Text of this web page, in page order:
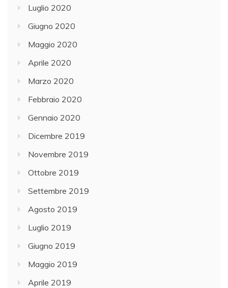
Luglio 2020
Giugno 2020
Maggio 2020
Aprile 2020
Marzo 2020
Febbraio 2020
Gennaio 2020
Dicembre 2019
Novembre 2019
Ottobre 2019
Settembre 2019
Agosto 2019
Luglio 2019
Giugno 2019
Maggio 2019
Aprile 2019